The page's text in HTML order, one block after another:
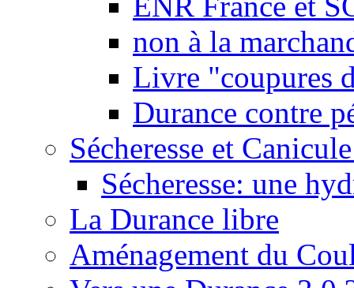
non à la
Livre "coupures
Durance contre
Sécheresse et
Sécheresse: une
La Durance libre
Aménagement du